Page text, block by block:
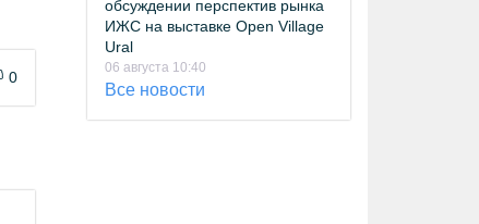
0
обсуждении перспектив рынка
ИЖС на выставке Open Village
Ural
06 августа 10:40
Все новости